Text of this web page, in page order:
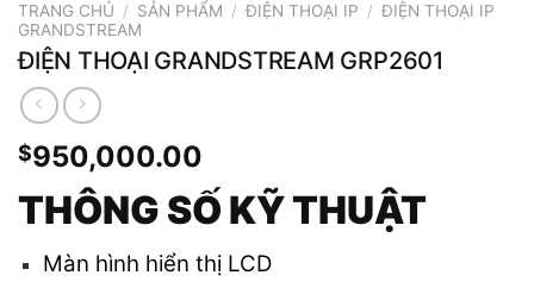
TRANG CHỦ / SẢN PHẨM / ĐIỆN THOẠI IP / ĐIỆN THOẠI IP
GRANDSTREAM
ĐIỆN THOẠI GRANDSTREAM GRP2601
$950,000.00
THÔNG SỐ KỸ THUẬT
Màn hình hiển thị LCD